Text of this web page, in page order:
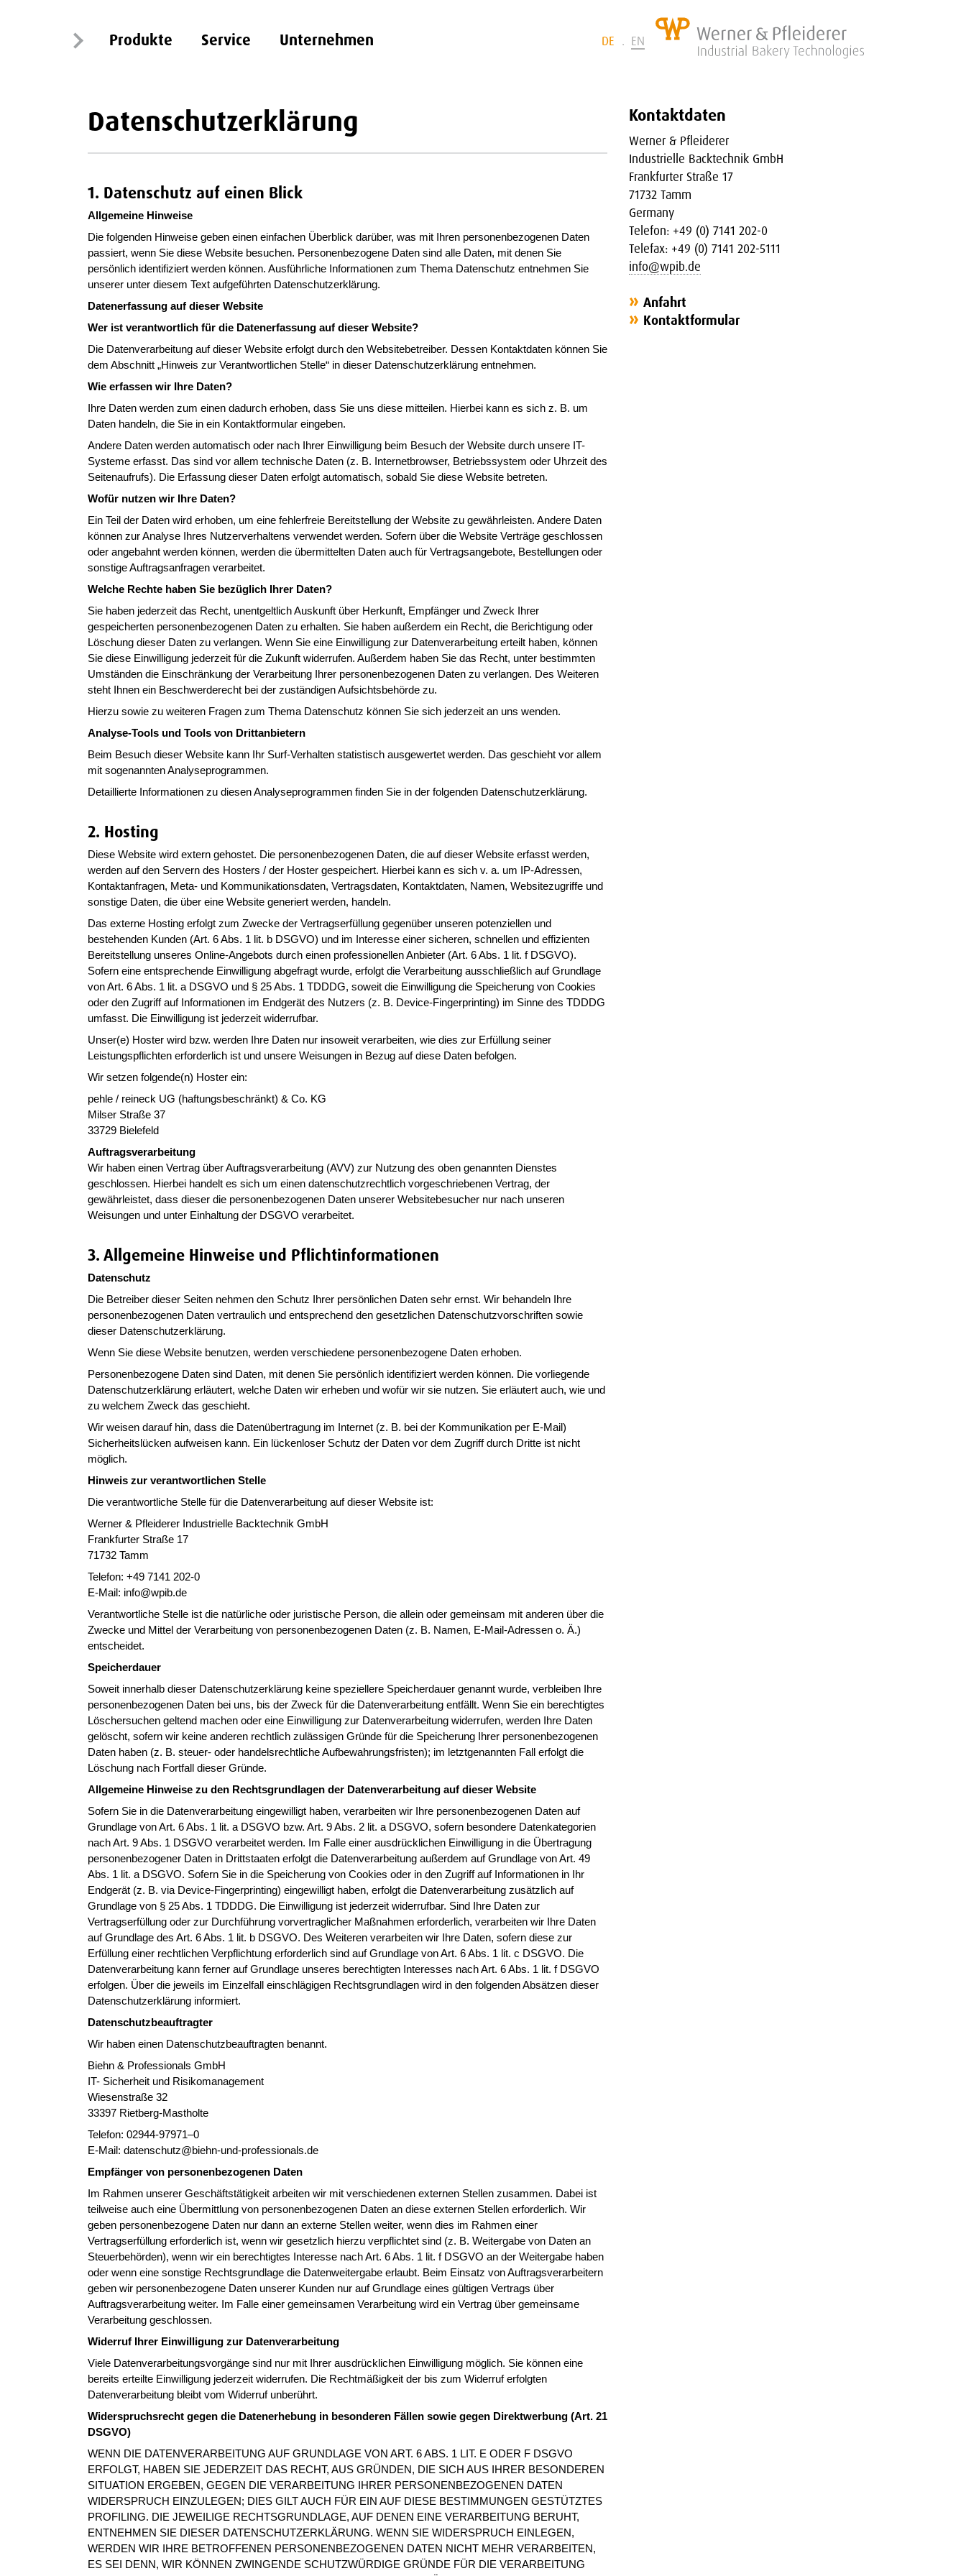
DE EN
Produkte Service Unternehmen
Datenschutzerklärung
1. Datenschutz auf einen Blick
Allgemeine Hinweise
Die folgenden Hinweise geben einen einfachen Überblick darüber, was mit Ihren personenbezogenen Daten
passiert, wenn Sie diese Website besuchen. Personenbezogene Daten sind alle Daten, mit denen Sie
persönlich identifiziert werden können. Ausführliche Informationen zum Thema Datenschutz entnehmen Sie
unserer unter diesem Text aufgeführten Datenschutzerklärung.
Datenerfassung auf dieser Website
Wer ist verantwortlich für die Datenerfassung auf dieser Website?
Die Datenverarbeitung auf dieser Website erfolgt durch den Websitebetreiber. Dessen Kontaktdaten können Sie
dem Abschnitt „Hinweis zur Verantwortlichen Stelle“ in dieser Datenschutzerklärung entnehmen.
Wie erfassen wir Ihre Daten?
Ihre Daten werden zum einen dadurch erhoben, dass Sie uns diese mitteilen. Hierbei kann es sich z. B. um
Daten handeln, die Sie in ein Kontaktformular eingeben.
Andere Daten werden automatisch oder nach Ihrer Einwilligung beim Besuch der Website durch unsere IT-
Systeme erfasst. Das sind vor allem technische Daten (z. B. Internetbrowser, Betriebssystem oder Uhrzeit des
Seitenaufrufs). Die Erfassung dieser Daten erfolgt automatisch, sobald Sie diese Website betreten.
Wofür nutzen wir Ihre Daten?
Ein Teil der Daten wird erhoben, um eine fehlerfreie Bereitstellung der Website zu gewährleisten. Andere Daten
können zur Analyse Ihres Nutzerverhaltens verwendet werden. Sofern über die Website Verträge geschlossen
oder angebahnt werden können, werden die übermittelten Daten auch für Vertragsangebote, Bestellungen oder
sonstige Auftragsanfragen verarbeitet.
Welche Rechte haben Sie bezüglich Ihrer Daten?
Sie haben jederzeit das Recht, unentgeltlich Auskunft über Herkunft, Empfänger und Zweck Ihrer
gespeicherten personenbezogenen Daten zu erhalten. Sie haben außerdem ein Recht, die Berichtigung oder
Löschung dieser Daten zu verlangen. Wenn Sie eine Einwilligung zur Datenverarbeitung erteilt haben, können
Sie diese Einwilligung jederzeit für die Zukunft widerrufen. Außerdem haben Sie das Recht, unter bestimmten
Umständen die Einschränkung der Verarbeitung Ihrer personenbezogenen Daten zu verlangen. Des Weiteren
steht Ihnen ein Beschwerderecht bei der zuständigen Aufsichtsbehörde zu.
Hierzu sowie zu weiteren Fragen zum Thema Datenschutz können Sie sich jederzeit an uns wenden.
Analyse-Tools und Tools von Drittanbietern
Beim Besuch dieser Website kann Ihr Surf-Verhalten statistisch ausgewertet werden. Das geschieht vor allem
mit sogenannten Analyseprogrammen.
Detaillierte Informationen zu diesen Analyseprogrammen finden Sie in der folgenden Datenschutzerklärung.
2. Hosting
Diese Website wird extern gehostet. Die personenbezogenen Daten, die auf dieser Website erfasst werden,
werden auf den Servern des Hosters / der Hoster gespeichert. Hierbei kann es sich v. a. um IP-Adressen,
Kontaktanfragen, Meta- und Kommunikationsdaten, Vertragsdaten, Kontaktdaten, Namen, Websitezugriffe und
sonstige Daten, die über eine Website generiert werden, handeln.
Das externe Hosting erfolgt zum Zwecke der Vertragserfüllung gegenüber unseren potenziellen und
bestehenden Kunden (Art. 6 Abs. 1 lit. b DSGVO) und im Interesse einer sicheren, schnellen und effizienten
Bereitstellung unseres Online-Angebots durch einen professionellen Anbieter (Art. 6 Abs. 1 lit. f DSGVO).
Sofern eine entsprechende Einwilligung abgefragt wurde, erfolgt die Verarbeitung ausschließlich auf Grundlage
von Art. 6 Abs. 1 lit. a DSGVO und § 25 Abs. 1 TDDDG, soweit die Einwilligung die Speicherung von Cookies
oder den Zugriff auf Informationen im Endgerät des Nutzers (z. B. Device-Fingerprinting) im Sinne des TDDDG
umfasst. Die Einwilligung ist jederzeit widerrufbar.
Unser(e) Hoster wird bzw. werden Ihre Daten nur insoweit verarbeiten, wie dies zur Erfüllung seiner
Leistungspflichten erforderlich ist und unsere Weisungen in Bezug auf diese Daten befolgen.
Wir setzen folgende(n) Hoster ein:
pehle / reineck UG (haftungsbeschränkt) & Co. KG
Milser Straße 37
33729 Bielefeld
Auftragsverarbeitung
Wir haben einen Vertrag über Auftragsverarbeitung (AVV) zur Nutzung des oben genannten Dienstes
geschlossen. Hierbei handelt es sich um einen datenschutzrechtlich vorgeschriebenen Vertrag, der
gewährleistet, dass dieser die personenbezogenen Daten unserer Websitebesucher nur nach unseren
Weisungen und unter Einhaltung der DSGVO verarbeitet.
3. Allgemeine Hinweise und Pflichtinformationen
Datenschutz
Die Betreiber dieser Seiten nehmen den Schutz Ihrer persönlichen Daten sehr ernst. Wir behandeln Ihre
personenbezogenen Daten vertraulich und entsprechend den gesetzlichen Datenschutzvorschriften sowie
dieser Datenschutzerklärung.
Wenn Sie diese Website benutzen, werden verschiedene personenbezogene Daten erhoben.
Personenbezogene Daten sind Daten, mit denen Sie persönlich identifiziert werden können. Die vorliegende
Datenschutzerklärung erläutert, welche Daten wir erheben und wofür wir sie nutzen. Sie erläutert auch, wie und
zu welchem Zweck das geschieht.
Wir weisen darauf hin, dass die Datenübertragung im Internet (z. B. bei der Kommunikation per E-Mail)
Sicherheitslücken aufweisen kann. Ein lückenloser Schutz der Daten vor dem Zugriff durch Dritte ist nicht
möglich.
Hinweis zur verantwortlichen Stelle
Die verantwortliche Stelle für die Datenverarbeitung auf dieser Website ist:
Werner & Pfleiderer Industrielle Backtechnik GmbH
Frankfurter Straße 17
71732 Tamm
Telefon: +49 7141 202-0
E-Mail: info@wpib.de
Verantwortliche Stelle ist die natürliche oder juristische Person, die allein oder gemeinsam mit anderen über die
Zwecke und Mittel der Verarbeitung von personenbezogenen Daten (z. B. Namen, E-Mail-Adressen o. Ä.)
entscheidet.
Speicherdauer
Soweit innerhalb dieser Datenschutzerklärung keine speziellere Speicherdauer genannt wurde, verbleiben Ihre
personenbezogenen Daten bei uns, bis der Zweck für die Datenverarbeitung entfällt. Wenn Sie ein berechtigtes
Löschersuchen geltend machen oder eine Einwilligung zur Datenverarbeitung widerrufen, werden Ihre Daten
gelöscht, sofern wir keine anderen rechtlich zulässigen Gründe für die Speicherung Ihrer personenbezogenen
Daten haben (z. B. steuer- oder handelsrechtliche Aufbewahrungsfristen); im letztgenannten Fall erfolgt die
Löschung nach Fortfall dieser Gründe.
Allgemeine Hinweise zu den Rechtsgrundlagen der Datenverarbeitung auf dieser Website
Sofern Sie in die Datenverarbeitung eingewilligt haben, verarbeiten wir Ihre personenbezogenen Daten auf
Grundlage von Art. 6 Abs. 1 lit. a DSGVO bzw. Art. 9 Abs. 2 lit. a DSGVO, sofern besondere Datenkategorien
nach Art. 9 Abs. 1 DSGVO verarbeitet werden. Im Falle einer ausdrücklichen Einwilligung in die Übertragung
personenbezogener Daten in Drittstaaten erfolgt die Datenverarbeitung außerdem auf Grundlage von Art. 49
Abs. 1 lit. a DSGVO. Sofern Sie in die Speicherung von Cookies oder in den Zugriff auf Informationen in Ihr
Endgerät (z. B. via Device-Fingerprinting) eingewilligt haben, erfolgt die Datenverarbeitung zusätzlich auf
Grundlage von § 25 Abs. 1 TDDDG. Die Einwilligung ist jederzeit widerrufbar. Sind Ihre Daten zur
Vertragserfüllung oder zur Durchführung vorvertraglicher Maßnahmen erforderlich, verarbeiten wir Ihre Daten
auf Grundlage des Art. 6 Abs. 1 lit. b DSGVO. Des Weiteren verarbeiten wir Ihre Daten, sofern diese zur
Erfüllung einer rechtlichen Verpflichtung erforderlich sind auf Grundlage von Art. 6 Abs. 1 lit. c DSGVO. Die
Datenverarbeitung kann ferner auf Grundlage unseres berechtigten Interesses nach Art. 6 Abs. 1 lit. f DSGVO
erfolgen. Über die jeweils im Einzelfall einschlägigen Rechtsgrundlagen wird in den folgenden Absätzen dieser
Datenschutzerklärung informiert.
Datenschutzbeauftragter
Wir haben einen Datenschutzbeauftragten benannt.
Biehn & Professionals GmbH
IT- Sicherheit und Risikomanagement
Wiesenstraße 32
33397 Rietberg-Mastholte
Telefon: 02944-97971–0
E-Mail: datenschutz@biehn-und-professionals.de
Empfänger von personenbezogenen Daten
Im Rahmen unserer Geschäftstätigkeit arbeiten wir mit verschiedenen externen Stellen zusammen. Dabei ist
teilweise auch eine Übermittlung von personenbezogenen Daten an diese externen Stellen erforderlich. Wir
geben personenbezogene Daten nur dann an externe Stellen weiter, wenn dies im Rahmen einer
Vertragserfüllung erforderlich ist, wenn wir gesetzlich hierzu verpflichtet sind (z. B. Weitergabe von Daten an
Steuerbehörden), wenn wir ein berechtigtes Interesse nach Art. 6 Abs. 1 lit. f DSGVO an der Weitergabe haben
oder wenn eine sonstige Rechtsgrundlage die Datenweitergabe erlaubt. Beim Einsatz von Auftragsverarbeitern
geben wir personenbezogene Daten unserer Kunden nur auf Grundlage eines gültigen Vertrags über
Auftragsverarbeitung weiter. Im Falle einer gemeinsamen Verarbeitung wird ein Vertrag über gemeinsame
Verarbeitung geschlossen.
Widerruf Ihrer Einwilligung zur Datenverarbeitung
Viele Datenverarbeitungsvorgänge sind nur mit Ihrer ausdrücklichen Einwilligung möglich. Sie können eine
bereits erteilte Einwilligung jederzeit widerrufen. Die Rechtmäßigkeit der bis zum Widerruf erfolgten
Datenverarbeitung bleibt vom Widerruf unberührt.
Widerspruchsrecht gegen die Datenerhebung in besonderen Fällen sowie gegen Direktwerbung (Art. 21
DSGVO)
WENN DIE DATENVERARBEITUNG AUF GRUNDLAGE VON ART. 6 ABS. 1 LIT. E ODER F DSGVO
ERFOLGT, HABEN SIE JEDERZEIT DAS RECHT, AUS GRÜNDEN, DIE SICH AUS IHRER BESONDEREN
SITUATION ERGEBEN, GEGEN DIE VERARBEITUNG IHRER PERSONENBEZOGENEN DATEN
WIDERSPRUCH EINZULEGEN; DIES GILT AUCH FÜR EIN AUF DIESE BESTIMMUNGEN GESTÜTZTES
PROFILING. DIE JEWEILIGE RECHTSGRUNDLAGE, AUF DENEN EINE VERARBEITUNG BERUHT,
ENTNEHMEN SIE DIESER DATENSCHUTZERKLÄRUNG. WENN SIE WIDERSPRUCH EINLEGEN,
WERDEN WIR IHRE BETROFFENEN PERSONENBEZOGENEN DATEN NICHT MEHR VERARBEITEN,
ES SEI DENN, WIR KÖNNEN ZWINGENDE SCHUTZWÜRDIGE GRÜNDE FÜR DIE VERARBEITUNG
Kontaktdaten
Werner & Pfleiderer
Industrielle Backtechnik GmbH
Frankfurter Straße 17
71732 Tamm
Germany
Telefon: +49 (0) 7141 202-0
Telefax: +49 (0) 7141 202-5111
info@wpib.de
Anfahrt
Kontaktformular